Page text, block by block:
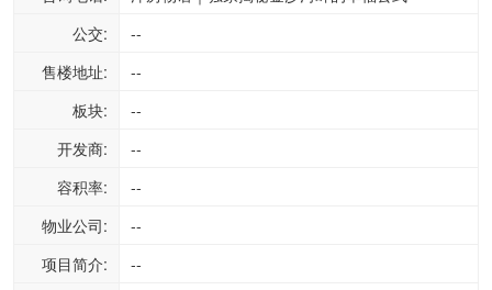
公交:
--
售楼地址:
--
板块:
--
开发商:
--
容积率:
--
物业公司:
--
项目简介:
--